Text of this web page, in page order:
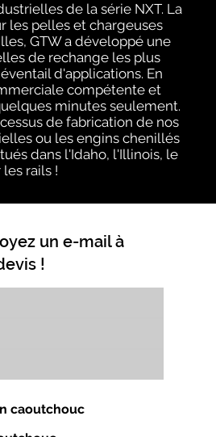
de la série NXT. La
les pelles et chargeuses
GTW a développé une
de rechange les plus
d'applications. En
compétente et
minutes seulement.
de fabrication de nos
ou les engins chenillés
dans l'Idaho, l'Illinois, le
rails !
un e-mail à
!
caoutchouc